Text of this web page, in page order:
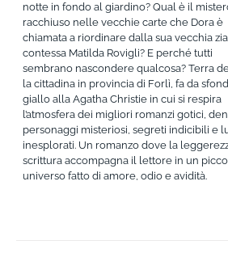
notte in fondo al giardino? Qual è il
racchiuso nelle vecchie carte che Dora è
chiamata a riordinare dalla sua vecchia
contessa Matilda Rovigli? E perché tutti
sembrano nascondere qualcosa? Terra
la cittadina in provincia di Forlì, fa da
giallo alla Agatha Christie in cui si respira
l’atmosfera dei migliori romanzi gotici,
personaggi misteriosi, segreti indicibili e
inesplorati. Un romanzo dove la
scrittura accompagna il lettore in un
universo fatto di amore, odio e avidità.